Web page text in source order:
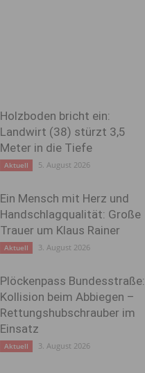
Holzboden bricht ein:
Landwirt (38) stürzt 3,5
Meter in die Tiefe
Aktuell 5. August 2026
Ein Mensch mit Herz und
Handschlagqualität: Große
Trauer um Klaus Rainer
Aktuell 3. August 2026
Plöckenpass Bundesstraße:
Kollision beim Abbiegen –
Rettungshubschrauber im
Einsatz
Aktuell 3. August 2026